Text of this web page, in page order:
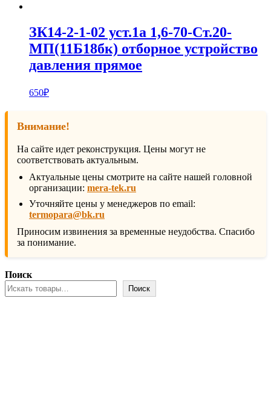
ЗК14-2-1-02 уст.1а 1,6-70-Ст.20-
МП(11Б18бк) отборное устройство
давления прямое
650₽
Внимание!
На сайте идет реконструкция. Цены могут не
соответствовать актуальным.
Актуальные цены смотрите на сайте нашей головной
организации: mera-tek.ru
Уточняйте цены у менеджеров по email:
termopara@bk.ru
Приносим извинения за временные неудобства. Спасибо
за понимание.
Поиск
Поиск